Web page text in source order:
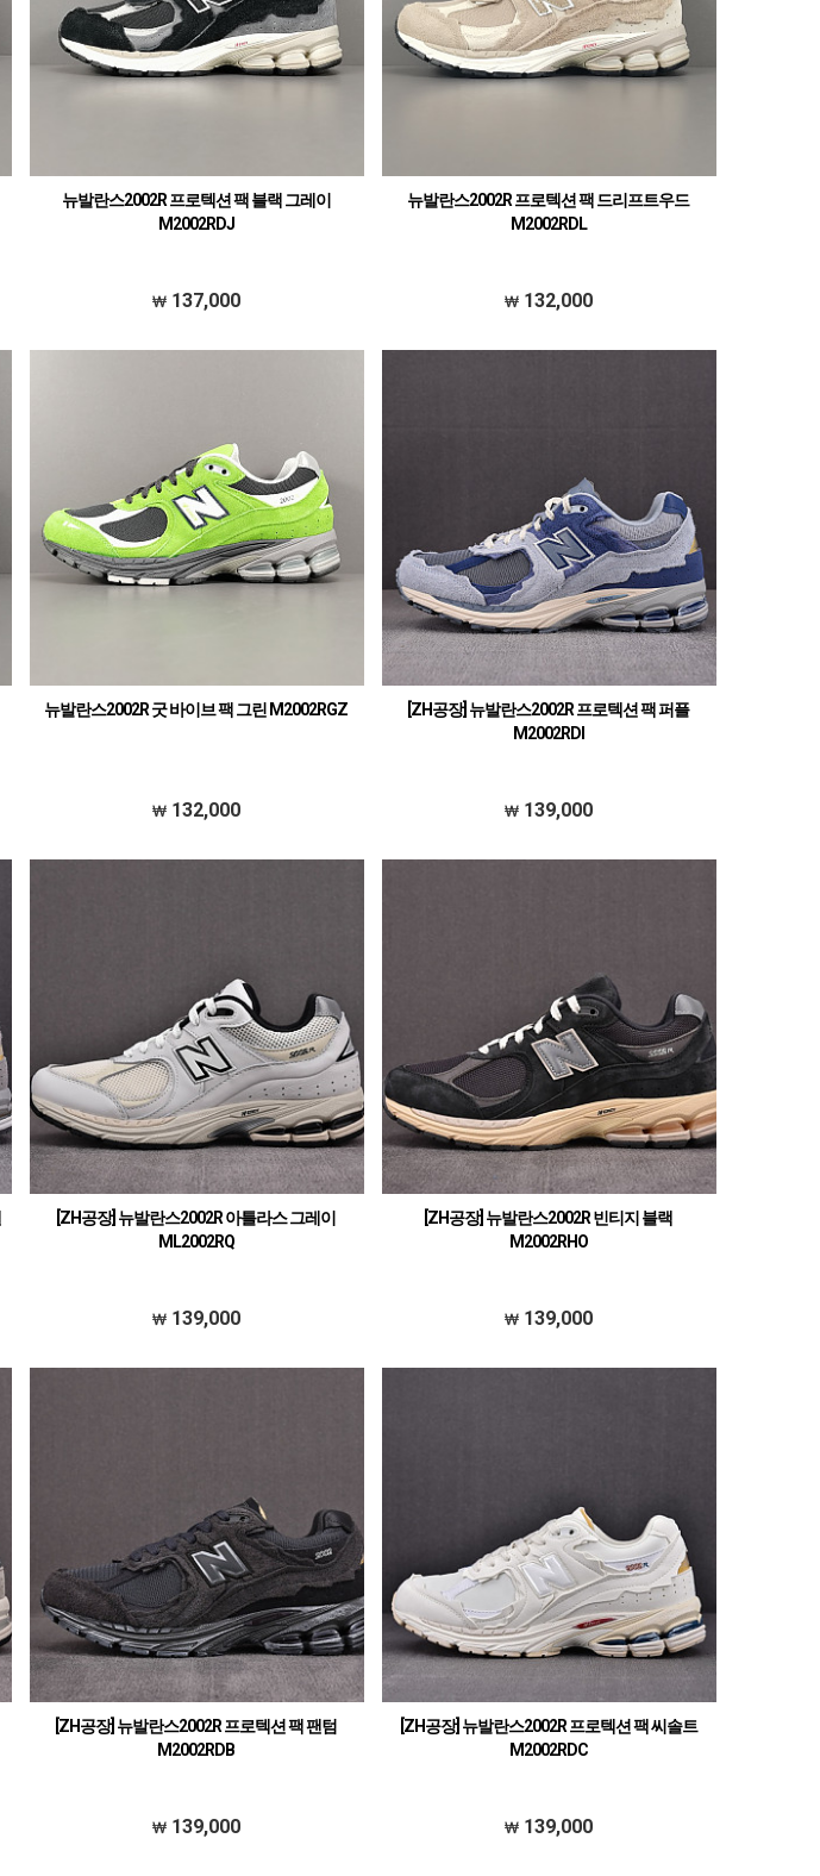
뉴발란스2002R 프로텍션 팩 블랙 그레이
M2002RDJ
137,000
뉴발란스2002R 프로텍션 팩 드리프트우드
M2002RDL
132,000
뉴발란스2002R 굿 바이브 팩 그린 M2002RGZ
132,000
[ZH공장] 뉴발란스2002R 프로텍션 팩 퍼플
M2002RDI
139,000
[ZH공장] 뉴발란스2002R 아틀라스 그레이
ML2002RQ
139,000
[ZH공장] 뉴발란스2002R 빈티지 블랙
M2002RHO
139,000
[ZH공장] 뉴발란스2002R 프로텍션 팩 팬텀
M2002RDB
139,000
[ZH공장] 뉴발란스2002R 프로텍션 팩 씨솔트
M2002RDC
139,000